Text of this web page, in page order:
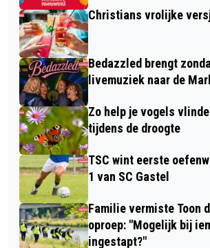
Christians vrolijke
Bedazzled brengt
livemuziek naar de
Zo help je vogels
tijdens de droogte
TSC wint eerste
1 van SC Gastel
Familie vermiste Toon
oproep: "Mogelijk bij
ingestapt?"